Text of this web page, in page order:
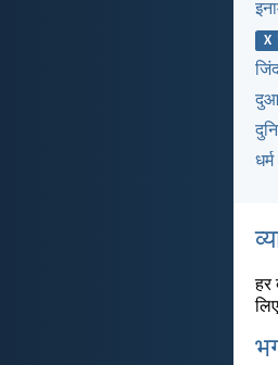
X
दुआ
धर्म
हर